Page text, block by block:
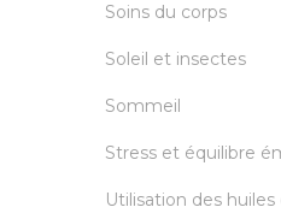
Soins du corps
Soleil et insectes
Sommeil
Stress et équilibre
Utilisation des